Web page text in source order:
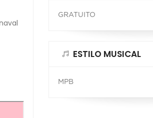
GRATUITO
ESTILO MUSICAL
MPB